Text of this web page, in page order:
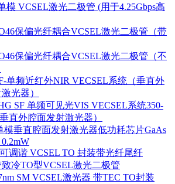
模 VCSEL激光二极管 (用于4.25Gbps高
保偏光纤耦合VCSEL激光二极管（带
保偏光纤耦合VCSEL激光二极管（不
单频近红外NIR VECSEL系统（垂直外
光器）
SF 单频可见光VIS VECSEL系统350-
直外腔面发射激光器）
模垂直腔面发射激光器低功耗芯片GaAs
0.2mW
可调谐 VCSEL TO 封装带光纤尾纤
致冷TO型VCSEL激光二极管
SM VCSEL激光器 带TEC TO封装